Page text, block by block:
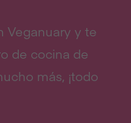
Veganuary y te
de cocina de
más, ¡todo